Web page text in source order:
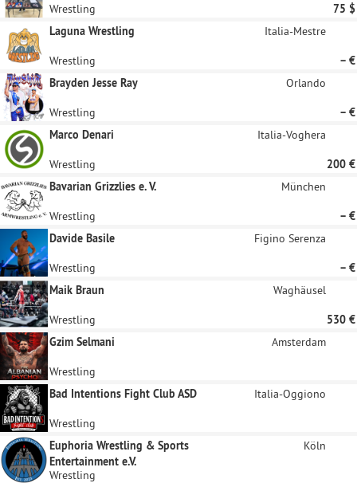
Wrestling
75 $
Laguna Wrestling
Italia-Mestre
Wrestling
– €
Brayden Jesse Ray
Orlando
Wrestling
– €
Marco Denari
Italia-Voghera
Wrestling
200 €
Bavarian Grizzlies e. V.
München
Wrestling
– €
Davide Basile
Figino Serenza
Wrestling
– €
Maik Braun
Waghäusel
Wrestling
530 €
Gzim Selmani
Amsterdam
Wrestling
Bad Intentions Fight Club ASD
Italia-Oggiono
Wrestling
Euphoria Wrestling & Sports
Entertainment e.V.
Köln
Wrestling